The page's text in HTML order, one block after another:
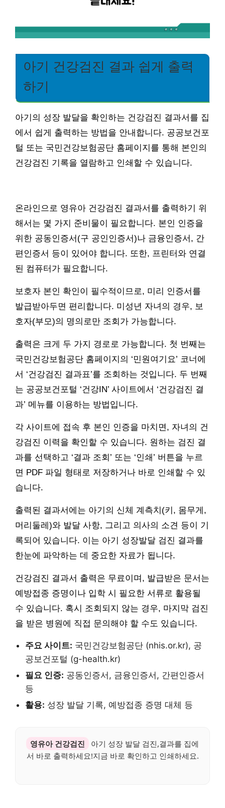
아기 건강검진 결과 쉽게 출력
하기
아기의 성장 발달을 확인하는 건강검진 결과서를 집
에서 쉽게 출력하는 방법을 안내합니다. 공공보건포
털 또는 국민건강보험공단 홈페이지를 통해 본인의
건강검진 기록을 열람하고 인쇄할 수 있습니다.
온라인으로 영유아 건강검진 결과서를 출력하기 위
해서는 몇 가지 준비물이 필요합니다. 본인 인증을
위한 공동인증서(구 공인인증서)나 금융인증서, 간
편인증서 등이 있어야 합니다. 또한, 프린터와 연결
된 컴퓨터가 필요합니다.
보호자 본인 확인이 필수적이므로, 미리 인증서를
발급받아두면 편리합니다. 미성년 자녀의 경우, 보
호자(부모)의 명의로만 조회가 가능합니다.
출력은 크게 두 가지 경로로 가능합니다. 첫 번째는
국민건강보험공단 홈페이지의 ‘민원여기요’ 코너에
서 ‘건강검진 결과표’를 조회하는 것입니다. 두 번째
는 공공보건포털 ‘건강IN’ 사이트에서 ‘건강검진 결
과’ 메뉴를 이용하는 방법입니다.
각 사이트에 접속 후 본인 인증을 마치면, 자녀의 건
강검진 이력을 확인할 수 있습니다. 원하는 검진 결
과를 선택하고 ‘결과 조회’ 또는 ‘인쇄’ 버튼을 누르
면 PDF 파일 형태로 저장하거나 바로 인쇄할 수 있
습니다.
출력된 결과서에는 아기의 신체 계측치(키, 몸무게,
머리둘레)와 발달 사항, 그리고 의사의 소견 등이 기
록되어 있습니다. 이는 아기 성장발달 검진 결과를
한눈에 파악하는 데 중요한 자료가 됩니다.
건강검진 결과서 출력은 무료이며, 발급받은 문서는
예방접종 증명이나 입학 시 필요한 서류로 활용될
수 있습니다. 혹시 조회되지 않는 경우, 마지막 검진
을 받은 병원에 직접 문의해야 할 수도 있습니다.
주요 사이트: 국민건강보험공단 (nhis.or.kr), 공
공보건포털 (g-health.kr)
필요 인증: 공동인증서, 금융인증서, 간편인증서
등
활용: 성장 발달 기록, 예방접종 증명 대체 등
영유아 건강검진
아기 성장 발달 검진,결과를 집에
서 바로 출력하세요!지금 바로 확인하고 인쇄하세요.